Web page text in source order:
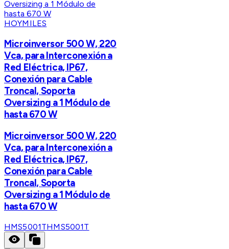
HOYMILES
Microinversor 500 W, 220
Vca, para Interconexión a
Red Eléctrica, IP67,
Conexión para Cable
Troncal, Soporta
Oversizing a 1 Módulo de
hasta 670 W
Microinversor 500 W, 220
Vca, para Interconexión a
Red Eléctrica, IP67,
Conexión para Cable
Troncal, Soporta
Oversizing a 1 Módulo de
hasta 670 W
HMS5001THMS5001T